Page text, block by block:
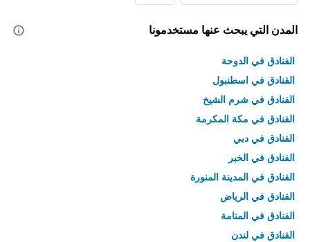
المدن التي يبحث عنها مستخدمونا
الفنادق في الدوحة
الفنادق في اسطنبول
الفنادق في شرم الشيخ
الفنادق في مكة المكرمة
الفنادق في دبي
الفنادق في الخبر
الفنادق في المدينة المنورة
الفنادق في الرياض
الفنادق في المنامة
الفنادق في لندن